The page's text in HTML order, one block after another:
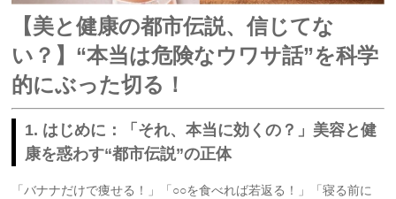
【美と健康の都市伝説、信じてな
い？】“本当は危険なウワサ話”を科学
的にぶった切る！
1. はじめに：「それ、本当に効くの？」美容と健
康を惑わす“都市伝説”の正体
「バナナだけで痩せる！」「○○を食べれば若返る！」「寝る前に